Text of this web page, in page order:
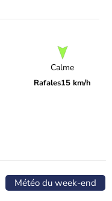
Calme
Rafales15 km/h
Météo du week-end